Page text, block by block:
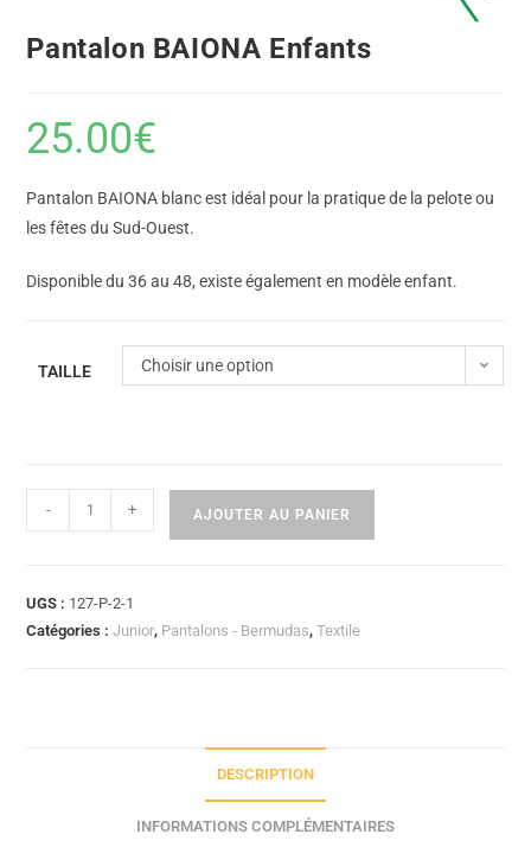
Pantalon BAIONA Enfants
25.00€
Pantalon BAIONA blanc est idéal pour la pratique de la pelote ou
les fêtes du Sud-Ouest.
Disponible du 36 au 48, existe également en modèle enfant.
TAILLE Choisir une option
- + AJOUTER AU PANIER
UGS : 127-P-2-1
Catégories :Junior, Pantalons - Bermudas,Textile
DESCRIPTION
INFORMATIONS COMPLÉMENTAIRES